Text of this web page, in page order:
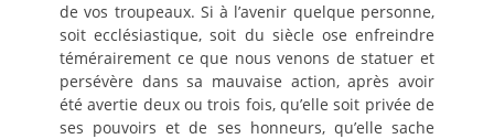
de vos troupeaux. Si à l’avenir quelque personne,
soit ecclésiastique, soit du siècle ose enfreindre
témérairement ce que nous venons de statuer et
persévère dans sa mauvaise action, après avoir
été avertie deux ou trois fois, qu’elle soit privée de
ses pouvoirs et de ses honneurs, qu’elle sache